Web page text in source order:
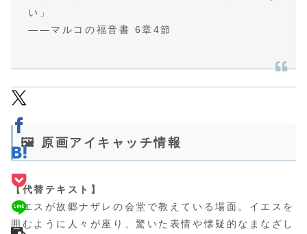
い」
――マルコの福音書 6章4節
🖼 原画アイキャッチ情報
【代替テキスト】
イエスが故郷ナザレの会堂で教えている場面。イエスを
囲むように人々が座り、驚いた表情や懐疑的なまなざし